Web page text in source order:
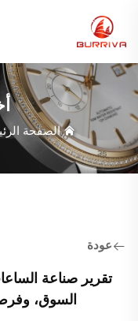
الصفحة
عودة
السوق،